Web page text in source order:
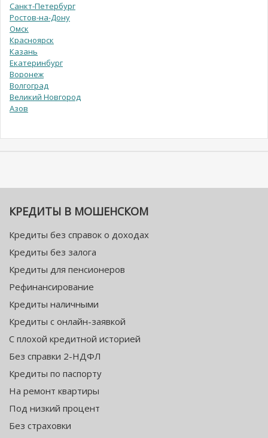
Санкт-Петербург
Ростов-на-Дону
Омск
Красноярск
Казань
Екатеринбург
Воронеж
Волгоград
Великий Новгород
Азов
КРЕДИТЫ В МОШЕНСКОМ
Кредиты без справок о доходах
Кредиты без залога
Кредиты для пенсионеров
Рефинансирование
Кредиты наличными
Кредиты с онлайн-заявкой
С плохой кредитной историей
Без справки 2-НДФЛ
Кредиты по паспорту
На ремонт квартиры
Под низкий процент
Без страховки